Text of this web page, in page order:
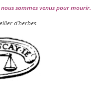
sommes venus pour mourir.
d’herbes